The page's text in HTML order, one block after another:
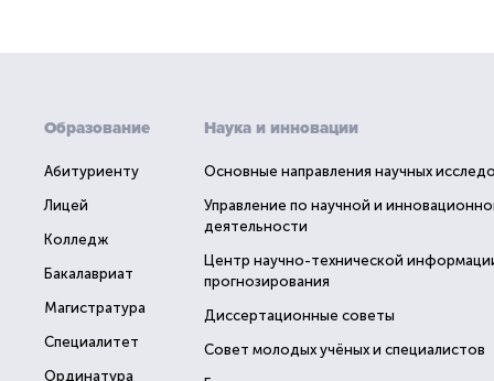
Образование
Абитуриенту
Лицей
Колледж
Бакалавриат
Магистратура
Специалитет
Ординатура
Наука и инновации
Основные направления научных
Управление по научной и
деятельности
Центр научно-технической
прогнозирования
Диссертационные советы
Совет молодых учёных и специалистов